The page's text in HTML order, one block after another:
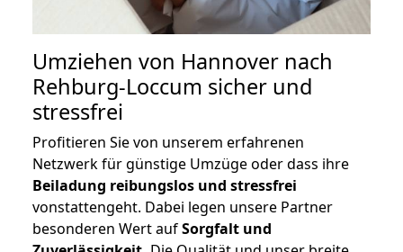
Umziehen von Hannover nach
Rehburg-Loccum sicher und
stressfrei
Profitieren Sie von unserem erfahrenen
Netzwerk für günstige Umzüge oder dass ihre
Beiladung reibungslos und stressfrei
vonstattengeht. Dabei legen unsere Partner
besonderen Wert aufSorgfalt und